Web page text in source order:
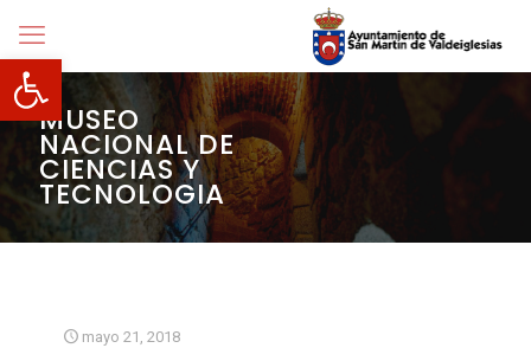
Abrir barra de herramientas
MUSEO
NACIONAL DE
CIENCIAS Y
TECNOLOGIA
mayo 21, 2018